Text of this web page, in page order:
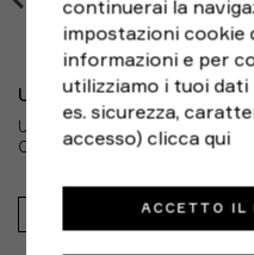
COME PRENDERE LE
TORACE: posizionare il
avvolgerlo intorno alla
finché le dita non si
VITA: prendere la misura
da lasciare un po' di gioco.
UNDER ARMOUR
UNDER ARMOUR
CASTLEROCK REFLECTIVE
40,00€
28,00€
continuerai la
impostazioni cookie
informazioni e per
utilizziamo i tuoi
es. sicurezza,
accesso)clicca qui
ACCETTO IL